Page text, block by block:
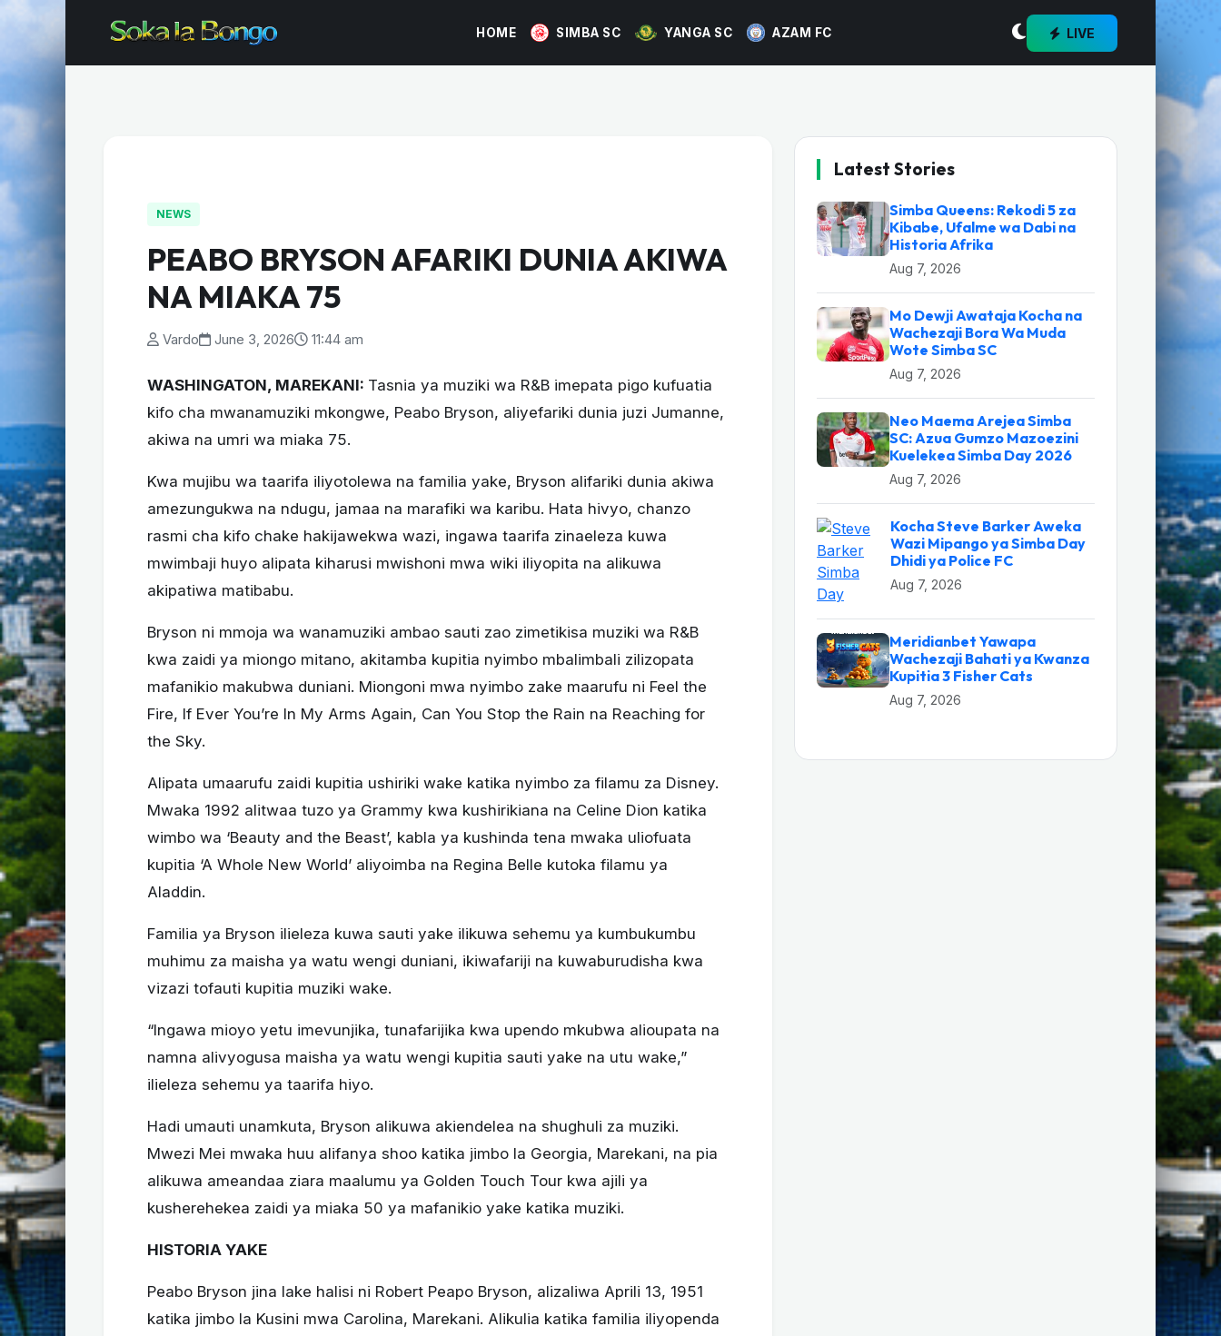
HOME SIMBA SC YANGA SC AZAM FC LIVE
NEWS
PEABO BRYSON AFARIKI DUNIA AKIWA
NA MIAKA 75
Vardo June 3, 2026 11:44 am
WASHINGATON, MAREKANI: Tasnia ya muziki wa R&B imepata pigo kufuatia
kifo cha mwanamuziki mkongwe, Peabo Bryson, aliyefariki dunia juzi Jumanne,
akiwa na umri wa miaka 75.
Kwa mujibu wa taarifa iliyotolewa na familia yake, Bryson alifariki dunia akiwa
amezungukwa na ndugu, jamaa na marafiki wa karibu. Hata hivyo, chanzo
rasmi cha kifo chake hakijawekwa wazi, ingawa taarifa zinaeleza kuwa
mwimbaji huyo alipata kiharusi mwishoni mwa wiki iliyopita na alikuwa
akipatiwa matibabu.
Bryson ni mmoja wa wanamuziki ambao sauti zao zimetikisa muziki wa R&B
kwa zaidi ya miongo mitano, akitamba kupitia nyimbo mbalimbali zilizopata
mafanikio makubwa duniani. Miongoni mwa nyimbo zake maarufu ni Feel the
Fire, If Ever You’re In My Arms Again, Can You Stop the Rain na Reaching for
the Sky.
Alipata umaarufu zaidi kupitia ushiriki wake katika nyimbo za filamu za Disney.
Mwaka 1992 alitwaa tuzo ya Grammy kwa kushirikiana na Celine Dion katika
wimbo wa ‘Beauty and the Beast’, kabla ya kushinda tena mwaka uliofuata
kupitia ‘A Whole New World’ aliyoimba na Regina Belle kutoka filamu ya
Aladdin.
Familia ya Bryson ilieleza kuwa sauti yake ilikuwa sehemu ya kumbukumbu
muhimu za maisha ya watu wengi duniani, ikiwafariji na kuwaburudisha kwa
vizazi tofauti kupitia muziki wake.
“Ingawa mioyo yetu imevunjika, tunafarijika kwa upendo mkubwa alioupata na
namna alivyogusa maisha ya watu wengi kupitia sauti yake na utu wake,”
ilieleza sehemu ya taarifa hiyo.
Hadi umauti unamkuta, Bryson alikuwa akiendelea na shughuli za muziki.
Mwezi Mei mwaka huu alifanya shoo katika jimbo la Georgia, Marekani, na pia
alikuwa ameandaa ziara maalumu ya Golden Touch Tour kwa ajili ya
kusherehekea zaidi ya miaka 50 ya mafanikio yake katika muziki.
HISTORIA YAKE
Peabo Bryson jina lake halisi ni Robert Peapo Bryson, alizaliwa Aprili 13, 1951
katika jimbo la Kusini mwa Carolina, Marekani. Alikulia katika familia iliyopenda
Latest Stories
Simba Queens: Rekodi 5 za
Kibabe, Ufalme wa Dabi na
Historia Afrika
Aug 7, 2026
Mo Dewji Awataja Kocha na
Wachezaji Bora Wa Muda
Wote Simba SC
Aug 7, 2026
Neo Maema Arejea Simba
SC: Azua Gumzo Mazoezini
Kuelekea Simba Day 2026
Aug 7, 2026
Kocha Steve Barker Aweka
Wazi Mipango ya Simba Day
Dhidi ya Police FC
Aug 7, 2026
Meridianbet Yawapa
Wachezaji Bahati ya Kwanza
Kupitia 3 Fisher Cats
Aug 7, 2026